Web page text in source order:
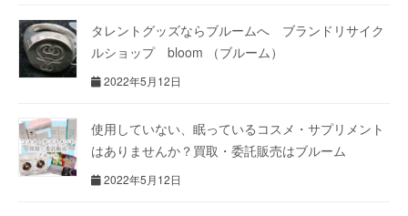
タレントグッズならブルームへ ブランドリサイク
ルショップ bloom （ブルーム）
2022年5月12日
使用していない、眠っているコスメ・サプリメント
はありませんか？買取・委託販売はブルーム
2022年5月12日